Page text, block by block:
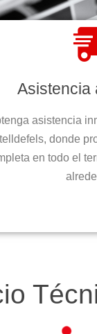
Asistencia
asistencia
donde
en todo el